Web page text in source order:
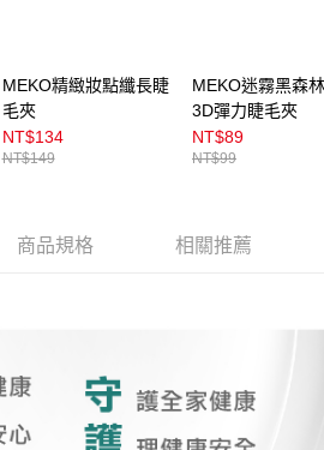
MEKO精緻妝點纖長睫
毛夾
NT$134
NT$149
MEKO迷霧黑森
3D彈力睫毛夾
NT$89
NT$99
商品規格 相關推薦